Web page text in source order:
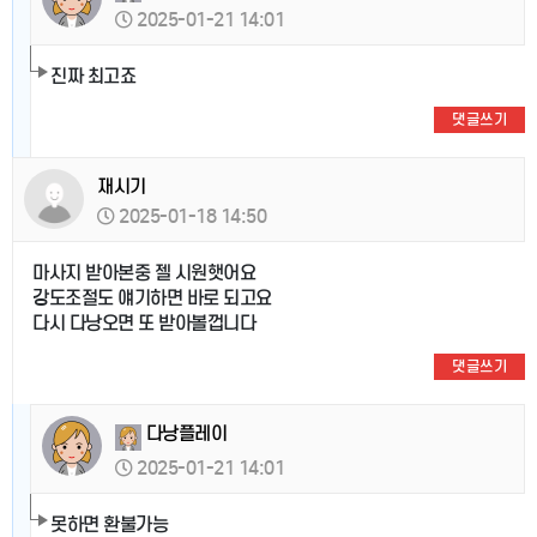
2025-01-21 14:01
진짜 최고죠
댓글쓰기
재시기
2025-01-18 14:50
마사지 받아본중 젤 시원햇어요
강도조절도 얘기하면 바로 되고요
다시 다낭오면 또 받아볼껍니다
댓글쓰기
다낭플레이
2025-01-21 14:01
못하면 환불가능